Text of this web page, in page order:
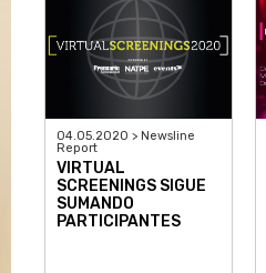
04.05.2020 > Newsline
Report
VIRTUAL
SCREENINGS SIGUE
SUMANDO
PARTICIPANTES